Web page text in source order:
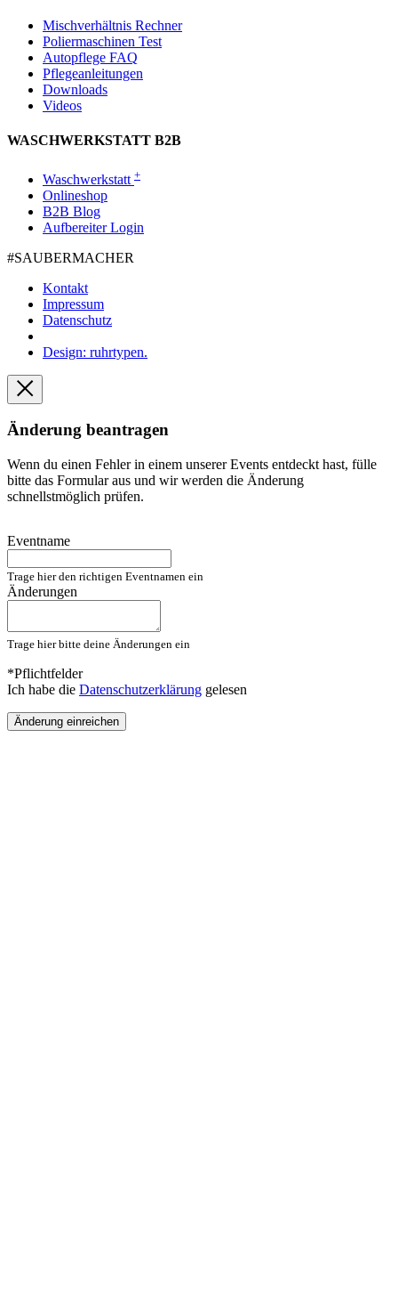
Mischverhältnis Rechner
Poliermaschinen Test
Autopflege FAQ
Pflegeanleitungen
Downloads
Videos
WASCHWERKSTATT B2B
Waschwerkstatt +
Onlineshop
B2B Blog
Aufbereiter Login
#SAUBER­MACHER
Kontakt
Impressum
Datenschutz
Design: ruhrtypen.
Änderung beantragen
Wenn du einen Fehler in einem unserer Events entdeckt hast, fülle
bitte das Formular aus und wir werden die Änderung
schnellstmöglich prüfen.
Eventname
Trage hier den richtigen Eventnamen ein
Änderungen
Trage hier bitte deine Änderungen ein
*Pflichtfelder
Ich habe die Datenschutzerklärung gelesen
Änderung einreichen